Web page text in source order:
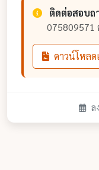
ติดต่อสอบถ
075809571
ดาวน์โหลด
ล